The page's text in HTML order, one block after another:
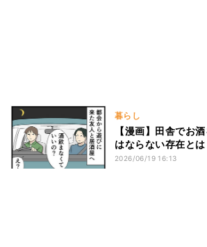
暮らし
【漫画】田舎でお
はならない存在とは
2026/06/19 16:13